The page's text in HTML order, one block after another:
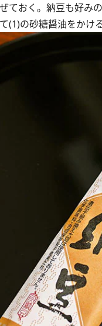
おく。納豆も好み
(1)の砂糖醤油をかける